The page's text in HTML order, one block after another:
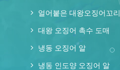
얼어붙은 대왕오징어꼬리
대왕 오징어 촉수 도매
냉동 오징어 알
냉동 인도양 오징어 알